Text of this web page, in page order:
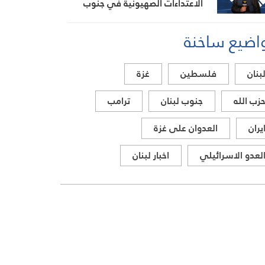
ساخنة
لبنان فلسطين
غزة
حزب الله
جنوب لبنان
ترامب
ايران
العدوان على غزة
العدو الاسرائيلي
اخبار لبنان